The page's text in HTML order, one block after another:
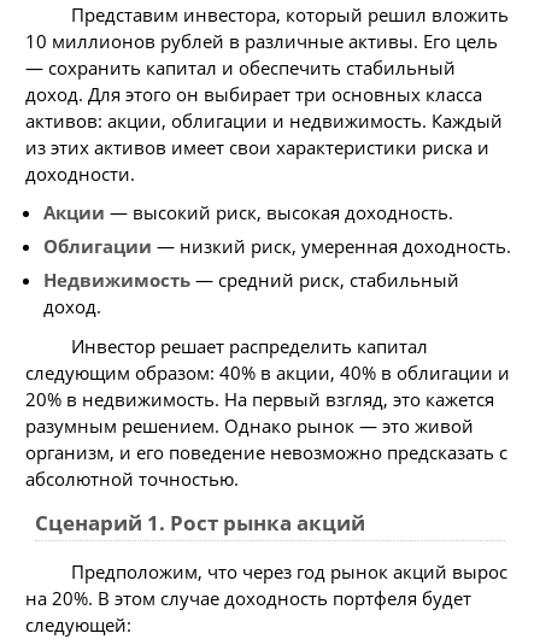
Представим инвестора, который решил вложить
10 миллионов рублей в различные активы. Его цель
— сохранить капитал и обеспечить стабильный
доход. Для этого он выбирает три основных класса
активов: акции, облигации и недвижимость. Каждый
из этих активов имеет свои характеристики риска и
доходности.
Акции — высокий риск, высокая доходность.
Облигации — низкий риск, умеренная доходность.
Недвижимость — средний риск, стабильный
доход.
Инвестор решает распределить капитал
следующим образом: 40% в акции, 40% в облигации и
20% в недвижимость. На первый взгляд, это кажется
разумным решением. Однако рынок — это живой
организм, и его поведение невозможно предсказать с
абсолютной точностью.
Сценарий 1. Рост рынка акций
Предположим, что через год рынок акций вырос
на 20%. В этом случае доходность портфеля будет
следующей: